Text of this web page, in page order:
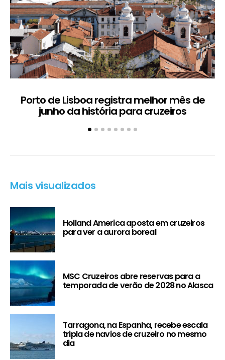
Porto de Lisboa registra melhor mês de
junho da história para cruzeiros
Mais visualizados
Holland America aposta em cruzeiros
para ver a aurora boreal
MSC Cruzeiros abre reservas para a
temporada de verão de 2028 no Alasca
Tarragona, na Espanha, recebe escala
tripla de navios de cruzeiro no mesmo
dia